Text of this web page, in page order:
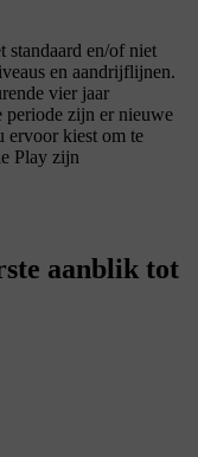
standaard en/of niet
en aandrijflijnen.
vier jaar
periode zijn er nieuwe
ervoor kiest om te
Play zijn
aanblik tot